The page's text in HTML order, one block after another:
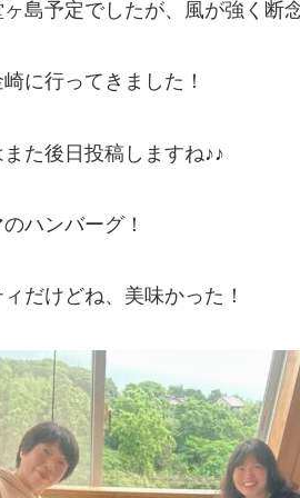
島予定でしたが、風が強く断
に行ってきました！
た後日投稿しますね♪♪
ハンバーグ！
だけどね、美味かった！